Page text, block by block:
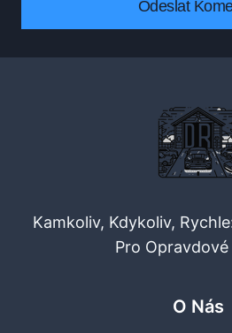
Kamkoliv, Kdykoliv,
Pro Opravdové
O Nás